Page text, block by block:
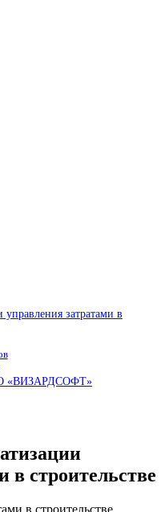
затратами в
«ВИЗАРДСОФТ»
в строительстве
в строительстве